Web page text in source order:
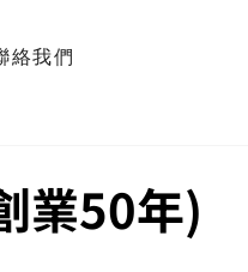
絡我們
業50年)